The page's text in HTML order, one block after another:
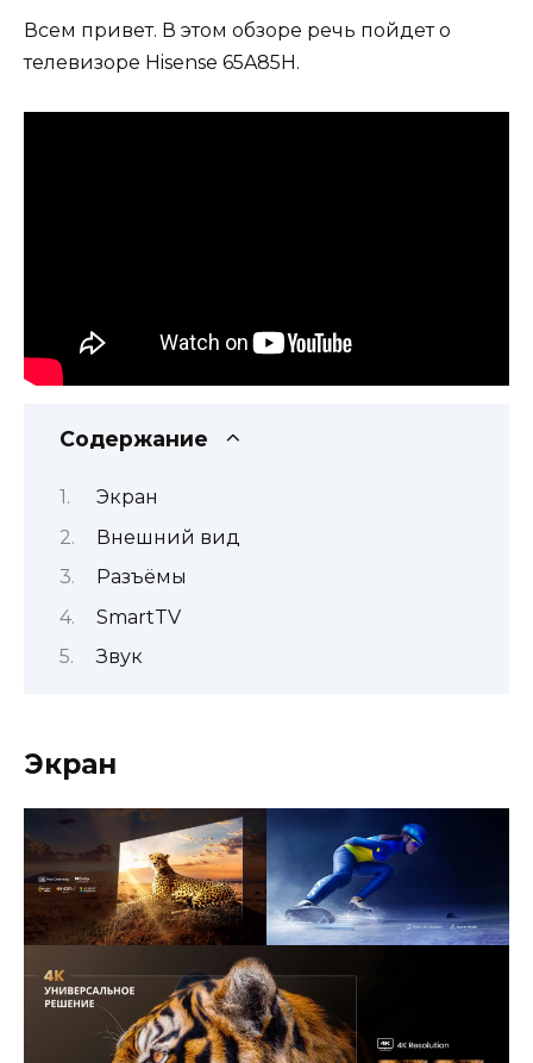
Всем привет. В этом обзоре речь пойдет о
телевизоре Hisense 65A85H.
Содержание
Экран
Внешний вид
Разъёмы
SmartTV
Звук
Экран